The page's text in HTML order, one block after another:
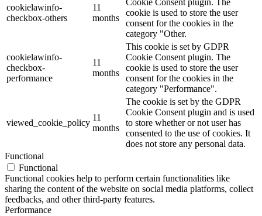
cookielawinfo-
checkbox-others
11
months
Cookie Consent plugin. The
cookie is used to store the user
consent for the cookies in the
category "Other.
cookielawinfo-
checkbox-
performance
11
months
This cookie is set by GDPR
Cookie Consent plugin. The
cookie is used to store the user
consent for the cookies in the
category "Performance".
viewed_cookie_policy
11
months
The cookie is set by the GDPR
Cookie Consent plugin and is used
to store whether or not user has
consented to the use of cookies. It
does not store any personal data.
Functional
Functional
Functional cookies help to perform certain functionalities like
sharing the content of the website on social media platforms, collect
feedbacks, and other third-party features.
Performance